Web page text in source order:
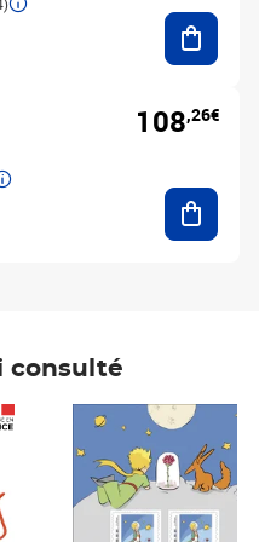
108,26€
consulté
Prix 7,50€